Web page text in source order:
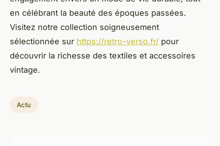
en célébrant la beauté des époques passées.
Visitez notre collection soigneusement
sélectionnée sur https://retro-verso.fr/ pour
découvrir la richesse des textiles et accessoires
vintage.
Actu